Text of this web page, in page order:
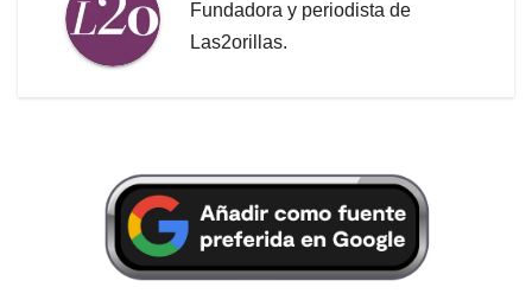
Fundadora y periodista de
Las2orillas.